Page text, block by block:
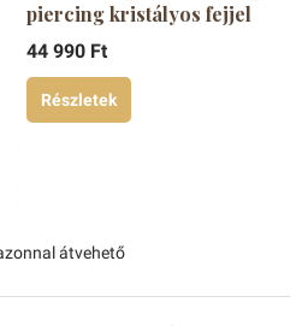
piercing kristályos fejjel
44 990 Ft
Részletek
átvehető